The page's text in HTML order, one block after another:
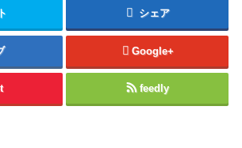
シェア
Google+
feedly